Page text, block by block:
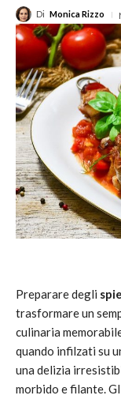
Di Monica Rizzo
Preparare degli
trasformare un
culinaria
quando infilzati su
una delizia
morbido e filante.